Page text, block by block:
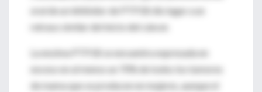
oral de un inhibidor de PTP1B dio lugar a un
retraso similar del inicio del cáncer.
La enzima PTP1B se encuentra expresada en
exceso en al menos un 70% de todos los tumores
de mama que se producen en mujeres, aunque el